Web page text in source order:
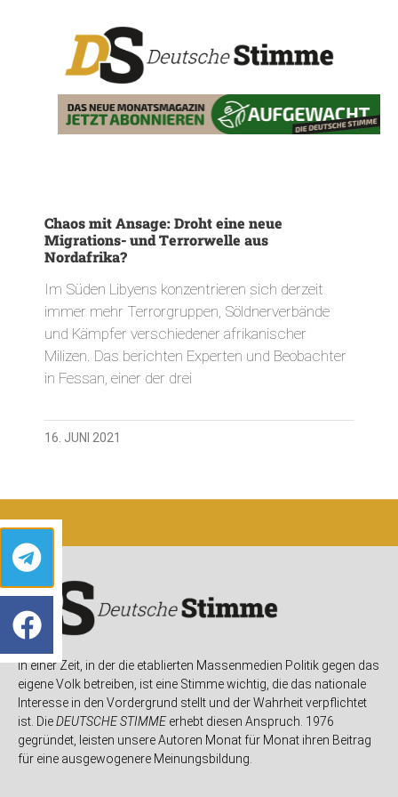
Chaos mit Ansage: Droht eine neue
Migrations- und Terrorwelle aus
Nordafrika?
Im Süden Libyens konzentrieren sich derzeit
immer mehr Terrorgruppen, Söldnerverbände
und Kämpfer verschiedener afrikanischer
Milizen. Das berichten Experten und Beobachter
in Fessan, einer der drei
16. JUNI 2021
In einer Zeit, in der die etablierten Massenmedien Politik gegen das
eigene Volk betreiben, ist eine Stimme wichtig, die das nationale
Interesse in den Vordergrund stellt und der Wahrheit verpflichtet
ist. DieDEUTSCHE STIMMEerhebt diesen Anspruch. 1976
gegründet, leisten unsere Autoren Monat für Monat ihren Beitrag
für eine ausgewogenere Meinungsbildung.